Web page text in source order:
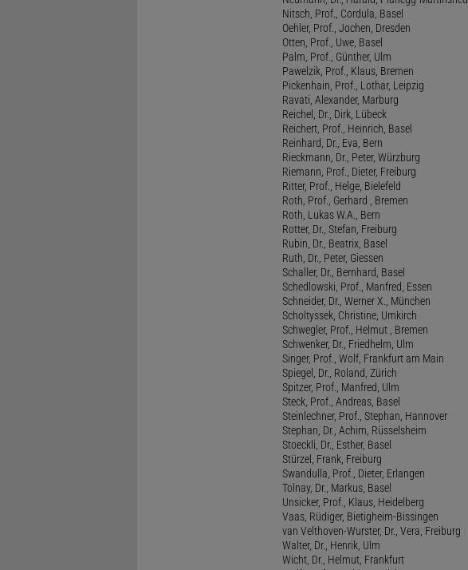
Nitsch, Prof., Cordula, Basel
Oehler, Prof., Jochen, Dresden
Otten, Prof., Uwe, Basel
Palm, Prof., Günther, Ulm
Pawelzik, Prof., Klaus, Bremen
Pickenhain, Prof., Lothar, Leipzig
Ravati, Alexander, Marburg
Reichel, Dr., Dirk, Lübeck
Reichert, Prof., Heinrich, Basel
Reinhard, Dr., Eva, Bern
Rieckmann, Dr., Peter, Würzburg
Riemann, Prof., Dieter, Freiburg
Ritter, Prof., Helge, Bielefeld
Roth, Prof., Gerhard , Bremen
Roth, Lukas W.A., Bern
Rotter, Dr., Stefan, Freiburg
Rubin, Dr., Beatrix, Basel
Ruth, Dr., Peter, Giessen
Schaller, Dr., Bernhard, Basel
Schedlowski, Prof., Manfred, Essen
Schneider, Dr., Werner X., München
Scholtyssek, Christine, Umkirch
Schwegler, Prof., Helmut , Bremen
Schwenker, Dr., Friedhelm, Ulm
Singer, Prof., Wolf, Frankfurt am Main
Spiegel, Dr., Roland, Zürich
Spitzer, Prof., Manfred, Ulm
Steck, Prof., Andreas, Basel
Steinlechner, Prof., Stephan, Hannover
Stephan, Dr., Achim, Rüsselsheim
Stoeckli, Dr., Esther, Basel
Stürzel, Frank, Freiburg
Swandulla, Prof., Dieter, Erlangen
Tolnay, Dr., Markus, Basel
Unsicker, Prof., Klaus, Heidelberg
Vaas, Rüdiger, Bietigheim-Bissingen
van Velthoven-Wurster, Dr., Vera, Freiburg
Walter, Dr., Henrik, Ulm
Wicht, Dr., Helmut, Frankfurt